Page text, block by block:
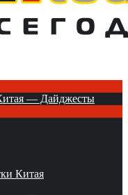
— Дайджесты
Китая